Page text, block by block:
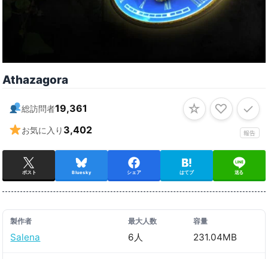
Athazagora
総訪問者19,361
お気に入り 3,402 報告
☆ ♡ ✓
ポスト Bluesky シェア はてブ 送る
製作者
Salena
最大人数
6人
容量
231.04MB